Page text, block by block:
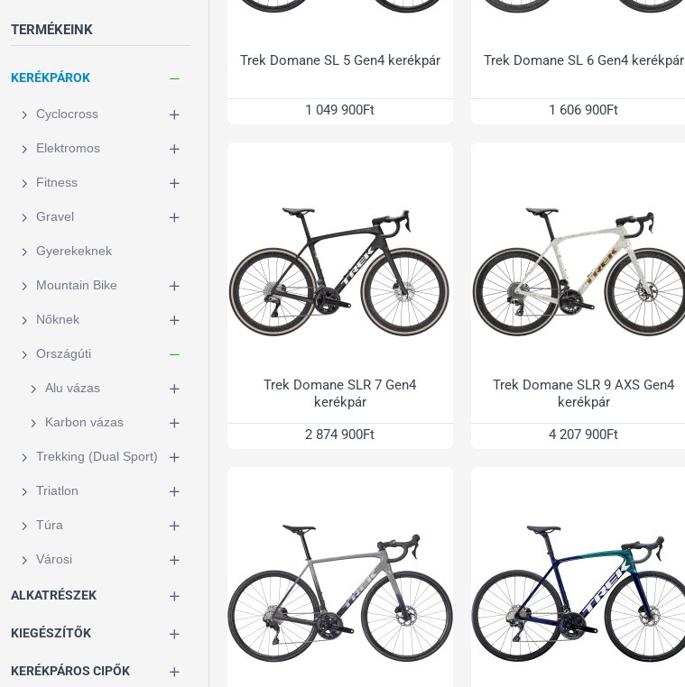
TERMÉKEINK
KERÉKPÁROK
Cyclocross
Elektromos
Fitness
Gravel
Gyerekeknek
Mountain Bike
Nőknek
Országúti
Alu vázas
Karbon vázas
Trekking (Dual Sport)
Triatlon
Túra
Városi
ALKATRÉSZEK
KIEGÉSZÍTŐK
KERÉKPÁROS CIPŐK
Trek Domane SL 5 Gen4 kerékpár
1 049 900Ft
Trek Domane SL 6 Gen4 kerékpár
1 606 900Ft
Trek Domane SLR 7 Gen4
kerékpár
2 874 900Ft
Trek Domane SLR 9 AXS Gen4
kerékpár
4 207 900Ft